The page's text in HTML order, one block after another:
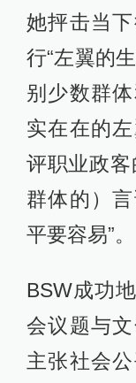
她抨击当
行“左翼的
别少数群
实在在的
评职业政客
群体的）
平要容易”。
BSW成功
会议题与
主张社会